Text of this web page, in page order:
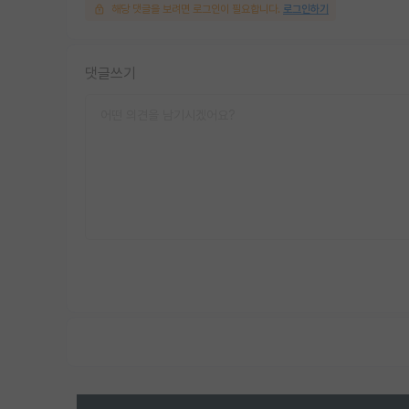
해당 댓글을 보려면 로그인이 필요합니다. 로그인하기
댓글쓰기